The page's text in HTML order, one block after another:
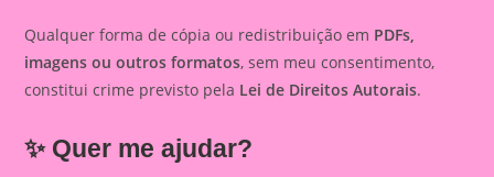
Qualquer forma de cópia ou redistribuição em PDFs,
imagens ou outros formatos, sem meu consentimento,
constitui crime previsto pela Lei de Direitos Autorais.
✨ Quer me ajudar?